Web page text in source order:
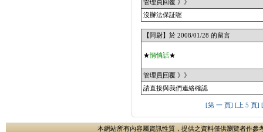
管理員回覆 》》
沒辦法保証喔
【阿尉】於 2008/01/28 的留言
★悄悄話★
管理員回覆 》》
請直接與我們連絡確認
[第 一 頁] [上 5 頁]
本網站所有內容屬資訊性質，提供之資料僅供瀏覽者作